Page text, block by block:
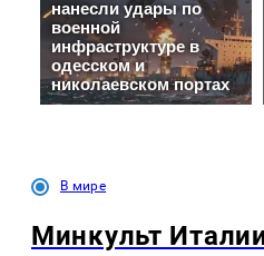
В мире
Минкульт